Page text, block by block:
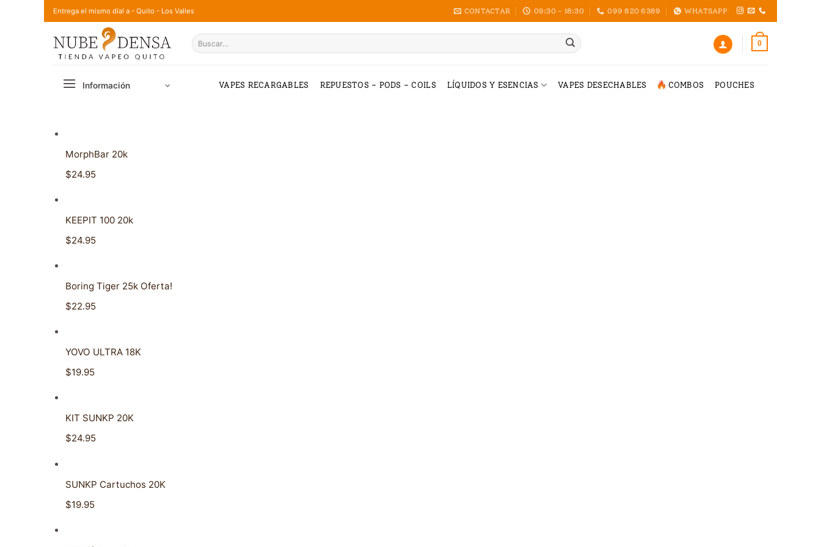
Saltar
contenido
Entrega el mismo día! a - Quito - Los Valles CONTACTAR 09:30 - 18:30 099 820 6389 WHATSAPP
Buscar
por:
0
Información VAPES RECARGABLES REPUESTOS – PODS – COILS LÍQUIDOS Y ESENCIAS VAPES DESECHABLES COMBOS POUCHES
MorphBar 20k
$24.95
KEEPIT 100 20k
$24.95
Boring Tiger 25k Oferta!
$22.95
YOVO ULTRA 18K
$19.95
KIT SUNKP 20K
$24.95
SUNKP Cartuchos 20K
$19.95